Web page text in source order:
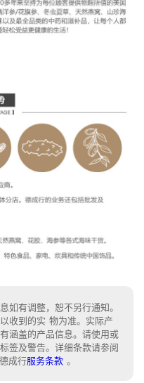
如有调整，恕不另行通知。
收到的实 物为准。实际产
涵盖的产品信息。请使用或
签及警告。详细条款请参阅
成行服务条款 。